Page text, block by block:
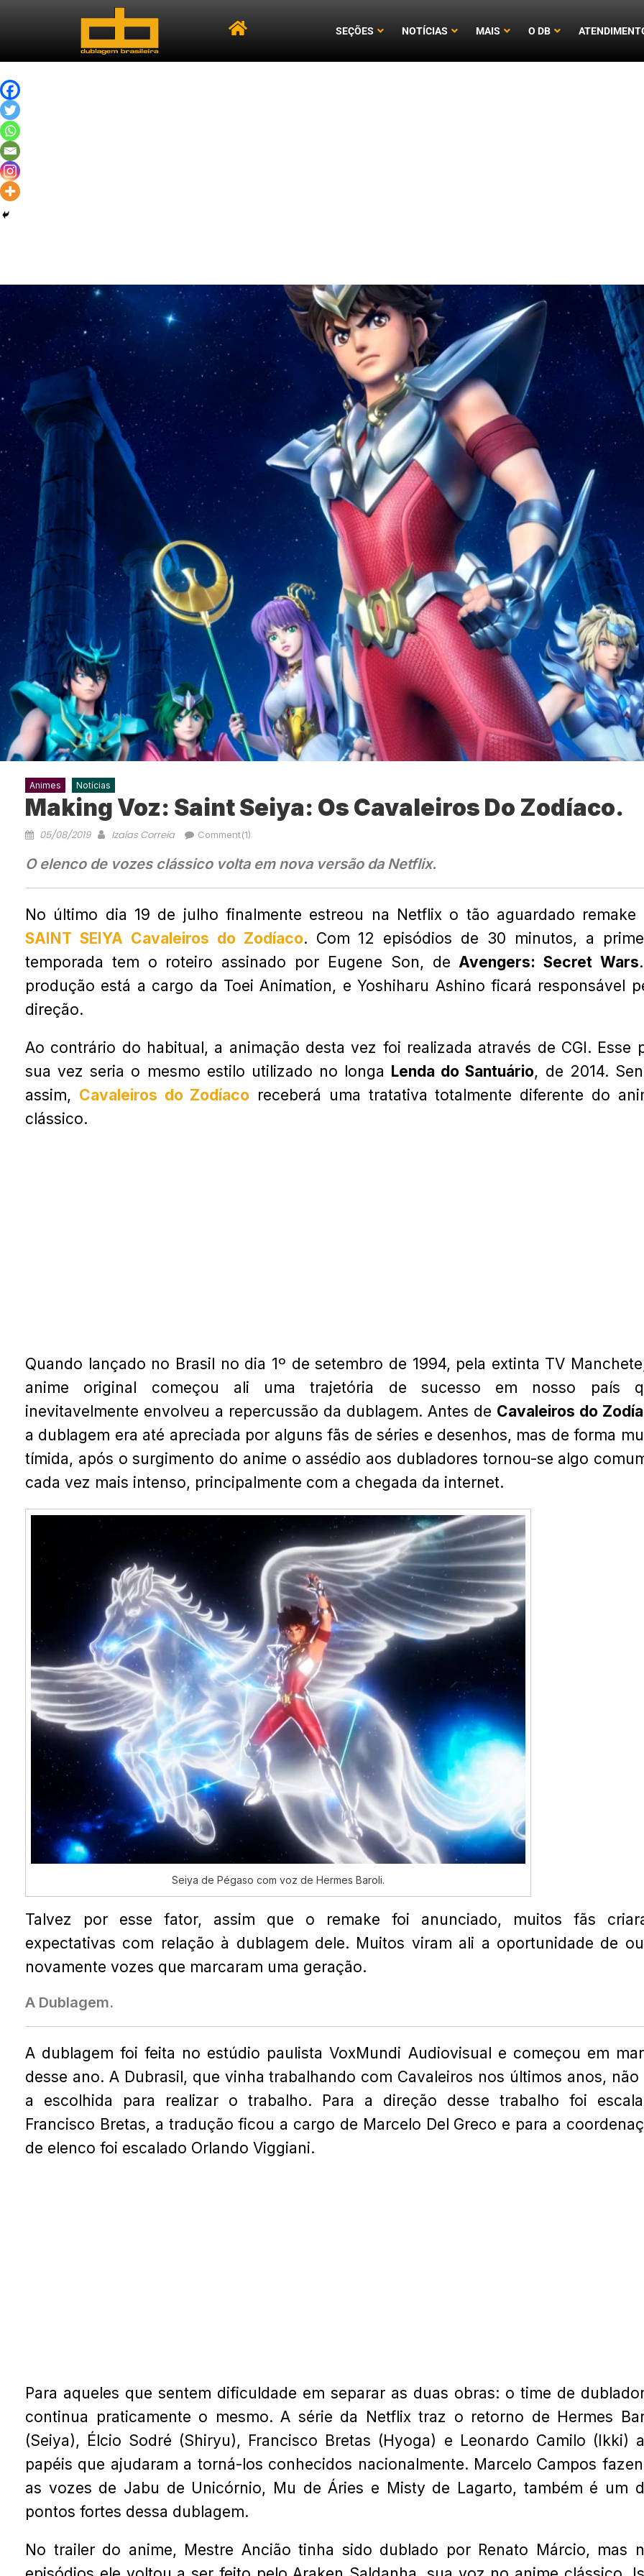
SEÇÕES NOTÍCIAS MAIS O DB
Animes Notícias
Making Voz: Saint Seiya: Os Cavaleiros Do Zodíaco.
05/08/2019 Izaías Correia Comment(1)
O elenco de vozes clássico volta em nova versão da Netflix.
No último dia 19 de julho finalmente estreou na Netflix o tão aguardado remake
SAINT SEIYA Cavaleiros do Zodíaco. Com 12 episódios de 30 minutos, a
temporada tem o roteiro assinado por Eugene Son, de Avengers: Secret Wars
produção está a cargo da Toei Animation, e Yoshiharu Ashino ficará responsável
direção.
Ao contrário do habitual, a animação desta vez foi realizada através de CGI. Esse
sua vez seria o mesmo estilo utilizado no longa Lenda do Santuário, de 2014.
assim, Cavaleiros do Zodíaco receberá uma tratativa totalmente diferente do
clássico.
Quando lançado no Brasil no dia 1º de setembro de 1994, pela extinta TV
anime original começou ali uma trajetória de sucesso em nosso país
inevitavelmente envolveu a repercussão da dublagem. Antes de Cavaleiros do
a dublagem era até apreciada por alguns fãs de séries e desenhos, mas de forma
tímida, após o surgimento do anime o assédio aos dubladores tornou-se algo
cada vez mais intenso, principalmente com a chegada da internet.
Seiya de Pégaso com voz de Hermes Baroli.
Talvez por esse fator, assim que o remake foi anunciado, muitos fãs
expectativas com relação à dublagem dele. Muitos viram ali a oportunidade de
novamente vozes que marcaram uma geração.
A Dublagem.
A dublagem foi feita no estúdio paulista VoxMundi Audiovisual e começou em
desse ano. A Dubrasil, que vinha trabalhando com Cavaleiros nos últimos anos, não
a escolhida para realizar o trabalho. Para a direção desse trabalho foi
Francisco Bretas, a tradução ficou a cargo de Marcelo Del Greco e para a c
de elenco foi escalado Orlando Viggiani.
Para aqueles que sentem dificuldade em separar as duas obras: o time de
continua praticamente o mesmo. A série da Netflix traz o retorno de Hermes
(Seiya), Élcio Sodré (Shiryu), Francisco Bretas (Hyoga) e Leonardo Camilo (Ikki)
papéis que ajudaram a torná-los conhecidos nacionalmente. Marcelo Campos
as vozes de Jabu de Unicórnio, Mu de Áries e Misty de Lagarto, também é um
pontos fortes dessa dublagem.
No trailer do anime, Mestre Ancião tinha sido dublado por Renato Márcio, mas